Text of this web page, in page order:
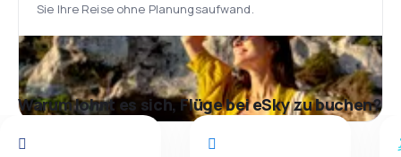
Sie Ihre Reise ohne Planungsaufwand.
Warum lohnt es sich, Flüge bei eSky zu buchen?